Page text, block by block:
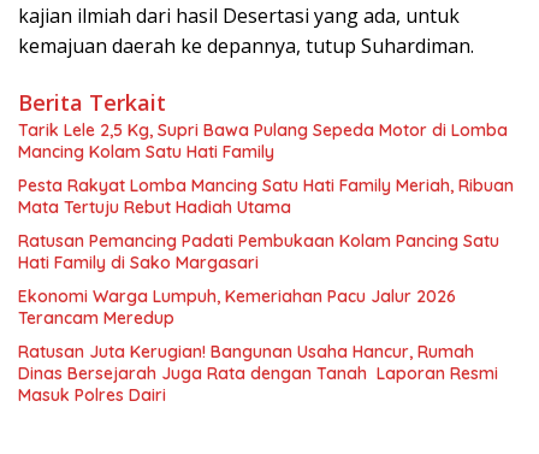
kajian ilmiah dari hasil Desertasi yang ada, untuk
kemajuan daerah ke depannya, tutup Suhardiman.
Berita Terkait
Tarik Lele 2,5 Kg, Supri Bawa Pulang Sepeda Motor di Lomba
Mancing Kolam Satu Hati Family
Pesta Rakyat Lomba Mancing Satu Hati Family Meriah, Ribuan
Mata Tertuju Rebut Hadiah Utama
Ratusan Pemancing Padati Pembukaan Kolam Pancing Satu
Hati Family di Sako Margasari
Ekonomi Warga Lumpuh, Kemeriahan Pacu Jalur 2026
Terancam Meredup
Ratusan Juta Kerugian! Bangunan Usaha Hancur, Rumah
Dinas Bersejarah Juga Rata dengan Tanah Laporan Resmi
Masuk Polres Dairi